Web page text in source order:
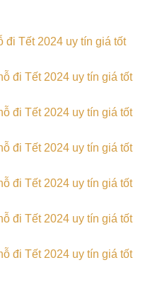
đi Tết 2024 uy tín giá tốt
đi Tết 2024 uy tín giá tốt
đi Tết 2024 uy tín giá tốt
đi Tết 2024 uy tín giá tốt
đi Tết 2024 uy tín giá tốt
đi Tết 2024 uy tín giá tốt
đi Tết 2024 uy tín giá tốt